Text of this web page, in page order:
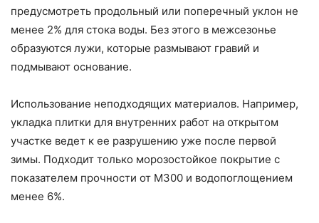
предусмотреть продольный или поперечный уклон не
менее 2% для стока воды. Без этого в межсезонье
образуются лужи, которые размывают гравий и
подмывают основание.
Использование неподходящих материалов. Например,
укладка плитки для внутренних работ на открытом
участке ведет к ее разрушению уже после первой
зимы. Подходит только морозостойкое покрытие с
показателем прочности от М300 и водопоглощением
менее 6%.